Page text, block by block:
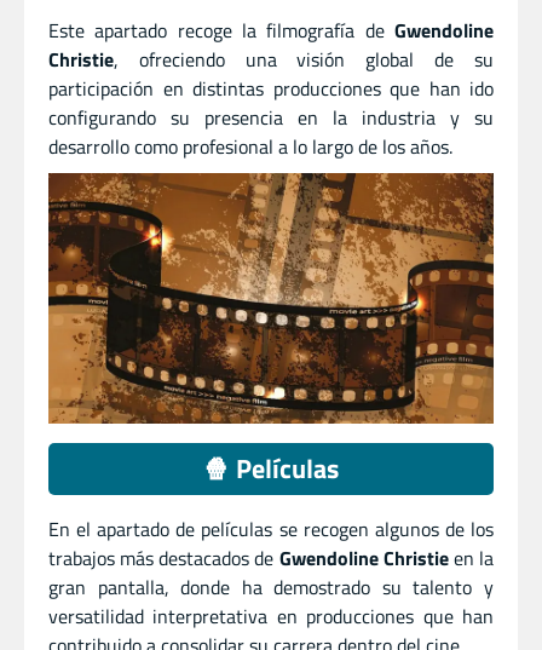
Este apartado recoge la filmografía de Gwendoline
Christie, ofreciendo una visión global de su
participación en distintas producciones que han ido
configurando su presencia en la industria y su
desarrollo como profesional a lo largo de los años.
🍿 Películas
En el apartado de películas se recogen algunos de los
trabajos más destacados de Gwendoline Christieen la
gran pantalla, donde ha demostrado su talento y
versatilidad interpretativa en producciones que han